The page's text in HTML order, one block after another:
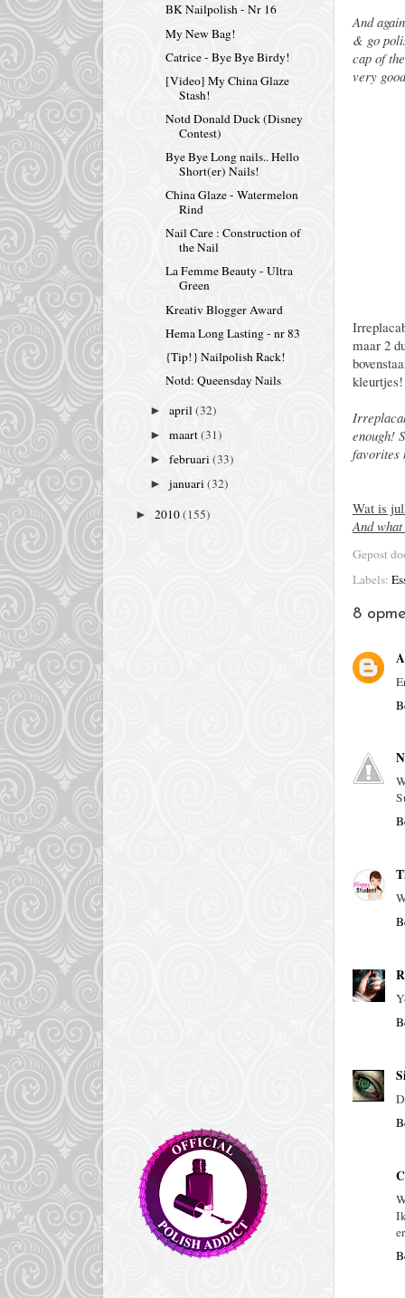
And
& go
cap of
very
maar 2
kleurtjes!
enough!
favorites
Wat is
And
Gepost
Labels:
8
BK Nailpolish - Nr 16
My New Bag!
Catrice - Bye Bye Birdy!
[Video] My China Glaze
Stash!
Notd Donald Duck (Disney
Contest)
Bye Bye Long nails.. Hello
Short(er) Nails!
China Glaze - Watermelon
Rind
Nail Care : Construction of
the Nail
La Femme Beauty - Ultra
Green
Kreativ Blogger Award
Hema Long Lasting - nr 83
{Tip!} Nailpolish Rack!
Notd: Queensday Nails
►april(32)
►maart(31)
►februari(33)
►januari(32)
► 2010(155)